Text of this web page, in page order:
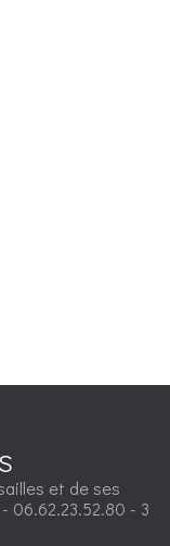
et de ses
06.62.23.52.80 - 3